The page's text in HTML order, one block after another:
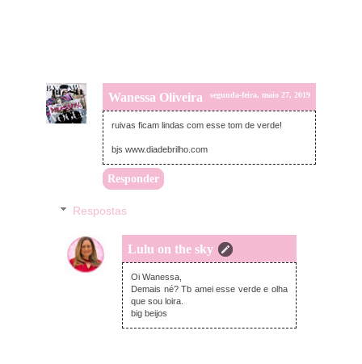
Wanessa Oliveira segunda-feira, maio 27, 2019
ruivas ficam lindas com esse tom de verde!
bjs www.diadebrilho.com
Responder
Respostas
Lulu on the sky
segunda-feira, maio 27, 2019
Oi Wanessa,
Demais né? Tb amei esse verde e olha
que sou loira.
big beijos